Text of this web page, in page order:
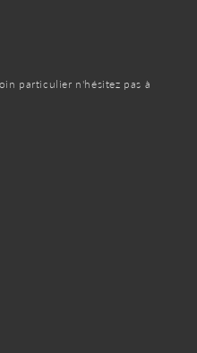
particulier n'hésitez pas à